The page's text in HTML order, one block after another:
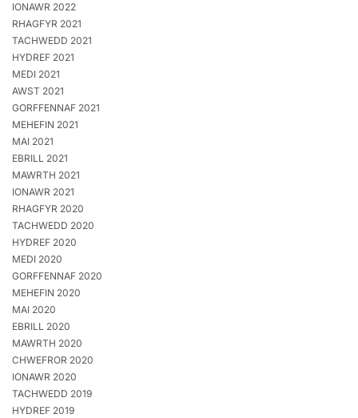
IONAWR 2022
RHAGFYR 2021
TACHWEDD 2021
HYDREF 2021
MEDI 2021
AWST 2021
GORFFENNAF 2021
MEHEFIN 2021
MAI 2021
EBRILL 2021
MAWRTH 2021
IONAWR 2021
RHAGFYR 2020
TACHWEDD 2020
HYDREF 2020
MEDI 2020
GORFFENNAF 2020
MEHEFIN 2020
MAI 2020
EBRILL 2020
MAWRTH 2020
CHWEFROR 2020
IONAWR 2020
TACHWEDD 2019
HYDREF 2019